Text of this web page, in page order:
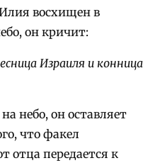
восхищен в
он кричит:
Израиля и конница
небо, он оставляет
что факел
отца передается к